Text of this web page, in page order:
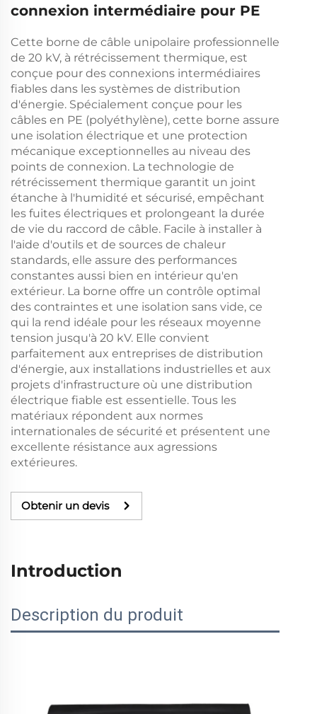
connexion intermédiaire pour PE
Cette borne de câble unipolaire professionnelle
de 20 kV, à rétrécissement thermique, est
conçue pour des connexions intermédiaires
fiables dans les systèmes de distribution
d'énergie. Spécialement conçue pour les
câbles en PE (polyéthylène), cette borne assure
une isolation électrique et une protection
mécanique exceptionnelles au niveau des
points de connexion. La technologie de
rétrécissement thermique garantit un joint
étanche à l'humidité et sécurisé, empêchant
les fuites électriques et prolongeant la durée
de vie du raccord de câble. Facile à installer à
l'aide d'outils et de sources de chaleur
standards, elle assure des performances
constantes aussi bien en intérieur qu'en
extérieur. La borne offre un contrôle optimal
des contraintes et une isolation sans vide, ce
qui la rend idéale pour les réseaux moyenne
tension jusqu'à 20 kV. Elle convient
parfaitement aux entreprises de distribution
d'énergie, aux installations industrielles et aux
projets d'infrastructure où une distribution
électrique fiable est essentielle. Tous les
matériaux répondent aux normes
internationales de sécurité et présentent une
excellente résistance aux agressions
extérieures.
Obtenir un devis
Introduction
Description du produit